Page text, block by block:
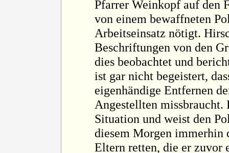
Pfarrer Weinkopf auf den
von einem bewaffneten
Arbeitseinsatz nötigt.
Beschriftungen von den
dies beobachtet und
ist gar nicht begeistert,
eigenhändige Entfernen
Angestellten
Situation und weist den
diesem Morgen immerhin
Eltern retten, die er zuvor